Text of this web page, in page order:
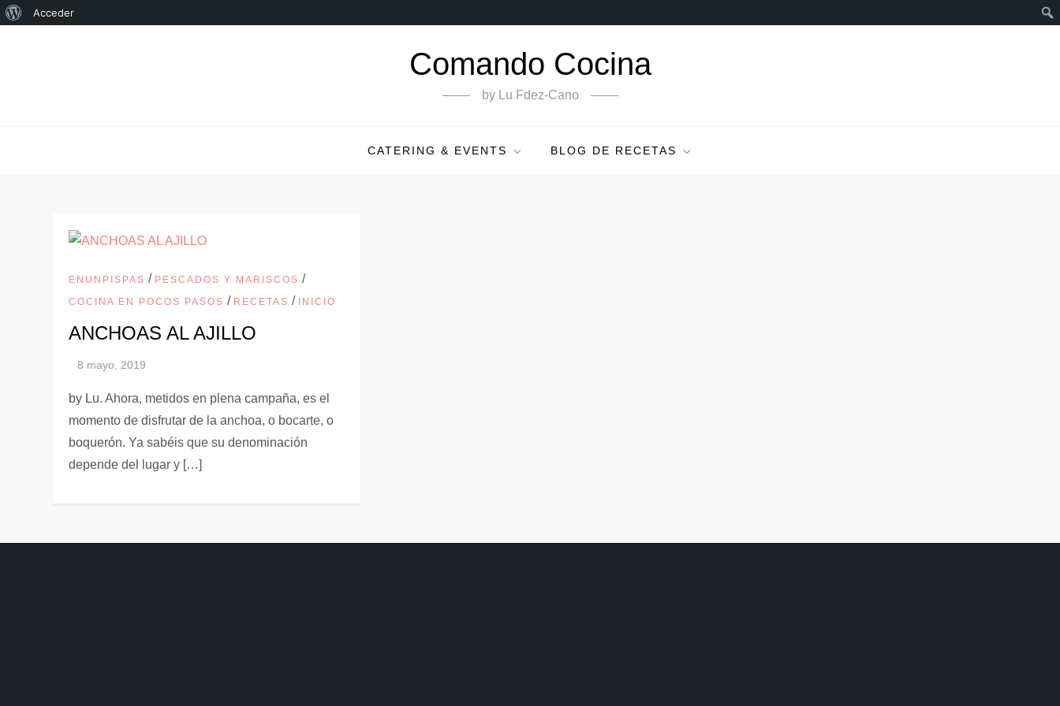
Acerca
Acceder
Comando Cocina
by Lu Fdez-Cano
CATERING & EVENTS BLOG DE RECETAS
ENUNPISPAS / PESCADOS Y MARISCOS /
COCINA EN POCOS PASOS / RECETAS / INICIO
ANCHOAS AL AJILLO
by Lu. Ahora, metidos en plena campaña, es el
momento de disfrutar de la anchoa, o bocarte, o
boquerón. Ya sabéis que su denominación
depende del lugar y […]